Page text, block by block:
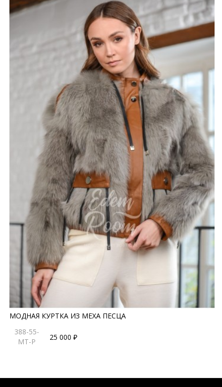
МОДНАЯ КУРТКА ИЗ МЕХА ПЕСЦА
388-55-
MT-P
25 000 ₽